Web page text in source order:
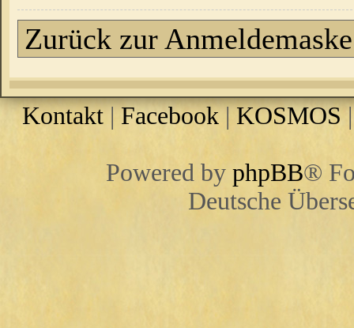
Zurück zur Anmeldemaske
Kontakt|Facebook|KOSMOS
Powered by phpBB®
Deutsche